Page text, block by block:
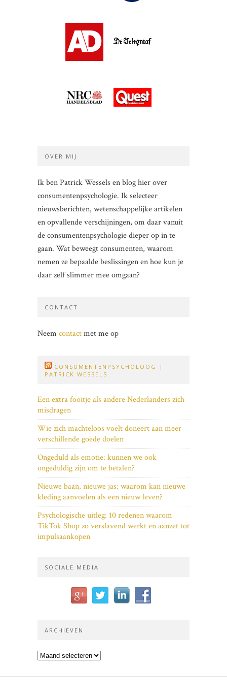
OVER MIJ
Ik ben Patrick Wessels en blog hier over
consumentenpsychologie. Ik selecteer
nieuwsberichten, wetenschappelijke artikelen
en opvallende verschijningen, om daar vanuit
de consumentenpsychologie dieper op in te
gaan. Wat beweegt consumenten, waarom
nemen ze bepaalde beslissingen en hoe kun je
daar zelf slimmer mee omgaan?
CONTACT
Neem contactmet me op
CONSUMENTENPSYCHOLOOG |
PATRICK WESSELS
Een extra fooitje als andere Nederlanders zich
misdragen
Wie zich machteloos voelt doneert aan meer
verschillende goede doelen
Ongeduld als emotie: kunnen we ook
ongeduldig zijn om te betalen?
Nieuwe baan, nieuwe jas: waarom kan nieuwe
kleding aanvoelen als een nieuw leven?
Psychologische uitleg: 10 redenen waarom
TikTok Shop zo verslavend werkt en aanzet tot
impulsaankopen
SOCIALE MEDIA
ARCHIEVEN
Archieven